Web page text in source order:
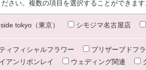
さい。複数の項目を選択することができます
tokyo（東京） シモジマ名古屋店
ィフィシャルフラワー プリザーブドフ
アンリボンレイ
ウェディング関連